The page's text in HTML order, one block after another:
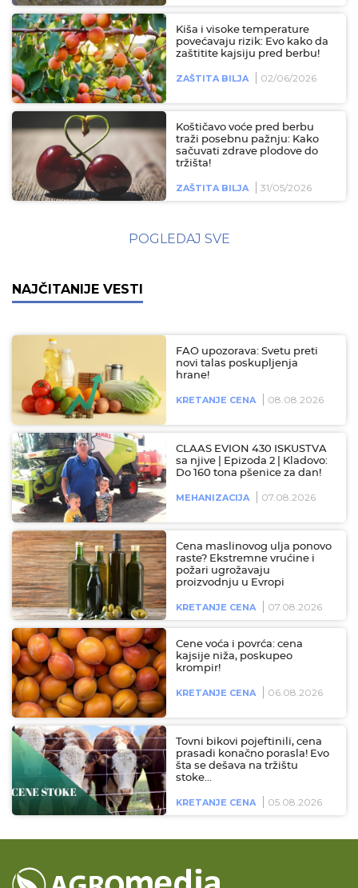
Kiša i visoke temperature
povećavaju rizik: Evo kako da
zaštitite kajsiju pred berbu!
ZAŠTITA BILJA 02/06/2026
Koštičavo voće pred berbu
traži posebnu pažnju: Kako
sačuvati zdrave plodove do
tržišta!
ZAŠTITA BILJA 31/05/2026
POGLEDAJ SVE
NAJČITANIJE VESTI
FAO upozorava: Svetu preti
novi talas poskupljenja
hrane!
KRETANJE CENA 08.08.2026
CLAAS EVION 430 ISKUSTVA
sa njive | Epizoda 2 | Kladovo:
Do 160 tona pšenice za dan!
MEHANIZACIJA 07.08.2026
Cena maslinovog ulja ponovo
raste? Ekstremne vrućine i
požari ugrožavaju
proizvodnju u Evropi
KRETANJE CENA 07.08.2026
Cene voća i povrća: cena
kajsije niža, poskupeo
krompir!
KRETANJE CENA 06.08.2026
Tovni bikovi pojeftinili, cena
prasadi konačno porasla! Evo
šta se dešava na tržištu
stoke…
KRETANJE CENA 05.08.2026